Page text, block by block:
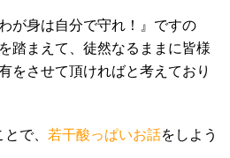
が身は自分で守れ！』ですの
踏まえて、徒然なるままに皆様
をさせて頂ければと考えており
で、 若干酸っぱいお話をしよう